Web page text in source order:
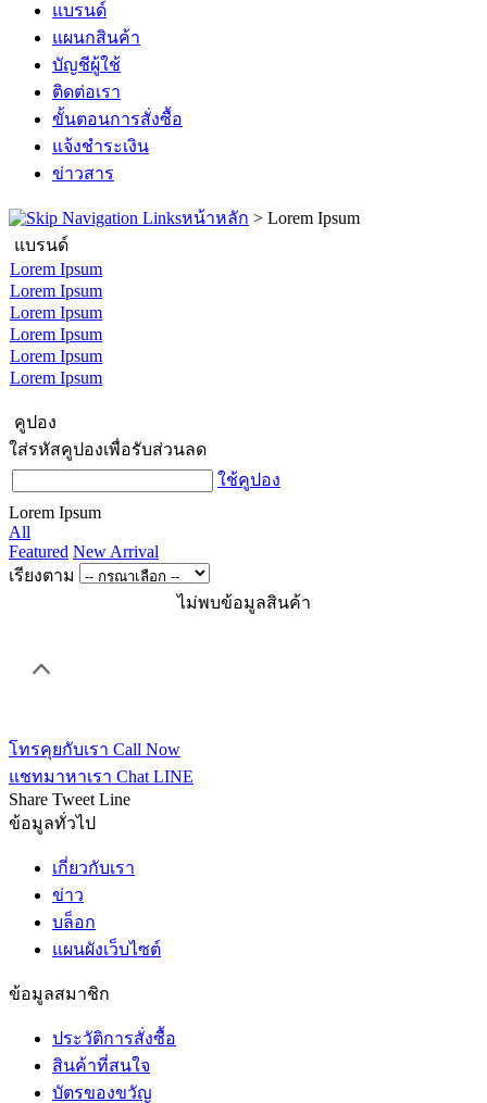
แบรนด์
แผนกสินค้า
บัญชีผู้ใช้
ติดต่อเรา
ขั้นตอนการสั่งซื้อ
แจ้งชำระเงิน
ข่าวสาร
หน้าหลัก > Lorem Ipsum
แบรนด์
Lorem Ipsum
Lorem Ipsum
Lorem Ipsum
Lorem Ipsum
Lorem Ipsum
Lorem Ipsum
คูปอง
ใส่รหัสคูปองเพื่อรับส่วนลด
ใช้คูปอง
Lorem Ipsum
All
Featured New Arrival
เรียงตาม
ไม่พบข้อมูลสินค้า
โทรคุยกับเรา Call Now
แชทมาหาเรา Chat LINE
Share Tweet Line
ข้อมูลทั่วไป
เกี่ยวกับเรา
ข่าว
บล็อก
แผนผังเว็บไซต์
ข้อมูลสมาชิก
ประวัติการสั่งซื้อ
สินค้าที่สนใจ
บัตรของขวัญ